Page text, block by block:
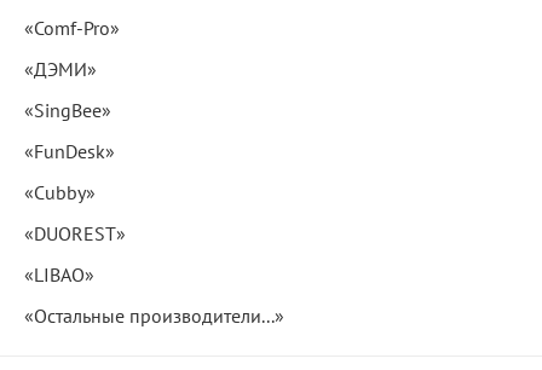
«Comf-Pro»
«ДЭМИ»
«SingBee»
«FunDesk»
«Cubby»
«DUOREST»
«LIBAO»
«Остальные производители...»